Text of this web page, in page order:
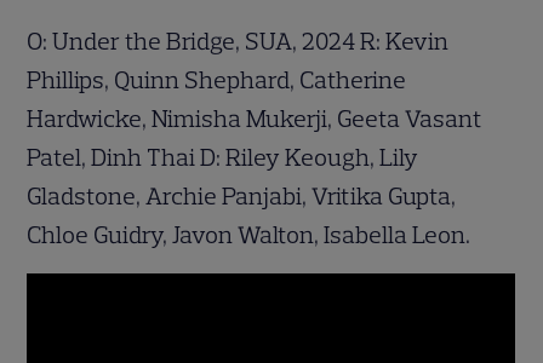
O: Under the Bridge, SUA, 2024 R: Kevin
Phillips, Quinn Shephard, Catherine
Hardwicke, Nimisha Mukerji, Geeta Vasant
Patel, Dinh Thai D: Riley Keough, Lily
Gladstone, Archie Panjabi, Vritika Gupta,
Chloe Guidry, Javon Walton, Isabella Leon.